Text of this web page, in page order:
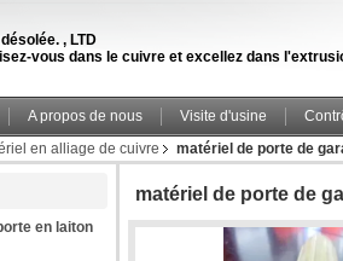
, LTD
vous dans le cuivre et excellez dans
A propos de nous Visite d'usine
en alliage de cuivre matériel de porte de
en laiton
matériel de porte de